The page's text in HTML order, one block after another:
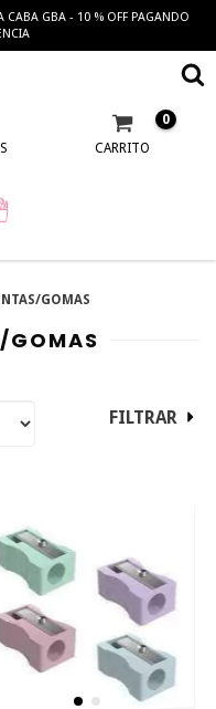
CABA GBA - 10 % OFF PAGANDO
CARRITO
0
GOMAS
GOMAS
FILTRAR